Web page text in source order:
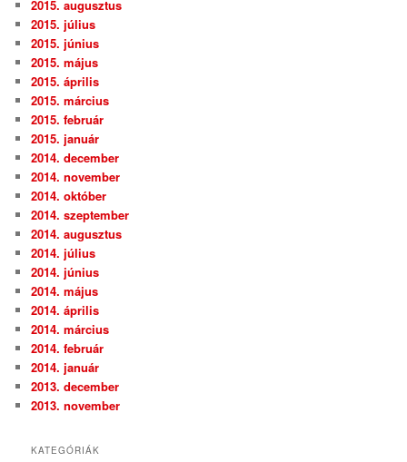
2015. augusztus
2015. július
2015. június
2015. május
2015. április
2015. március
2015. február
2015. január
2014. december
2014. november
2014. október
2014. szeptember
2014. augusztus
2014. július
2014. június
2014. május
2014. április
2014. március
2014. február
2014. január
2013. december
2013. november
KATEGÓRIÁK